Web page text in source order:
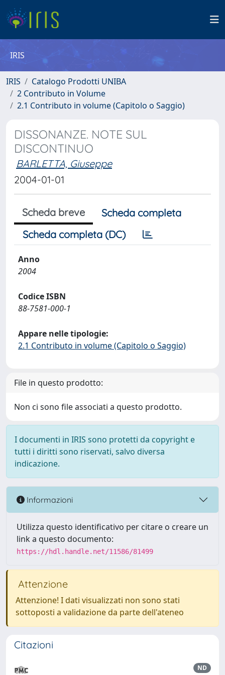
IRIS
IRIS
Catalogo Prodotti UNIBA
2 Contributo in Volume
2.1 Contributo in volume (Capitolo o Saggio)
DISSONANZE. NOTE SUL
DISCONTINUO
BARLETTA, Giuseppe
2004-01-01
Scheda breve
Scheda completa
Scheda completa (DC)
Anno
2004
Codice ISBN
88-7581-000-1
Appare nelle tipologie:
2.1 Contributo in volume (Capitolo o Saggio)
File in questo prodotto:
Non ci sono file associati a questo prodotto.
I documenti in IRIS sono protetti da copyright e
tutti i diritti sono riservati, salvo diversa
indicazione.
Informazioni
Utilizza questo identificativo per citare o creare un
link a questo documento:
https://hdl.handle.net/11586/81499
Attenzione
Attenzione! I dati visualizzati non sono stati
sottoposti a validazione da parte dell'ateneo
Citazioni
ND